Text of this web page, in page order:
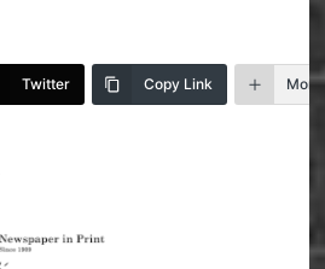
Twitter Copy Link More